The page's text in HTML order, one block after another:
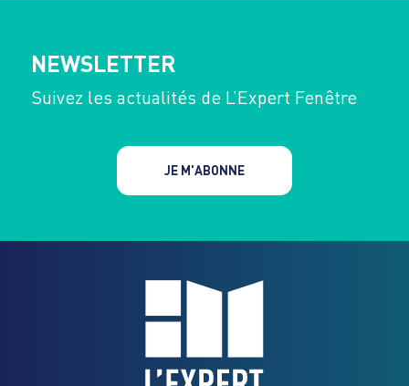
NEWSLETTER
Suivez les actualités de L’Expert Fenêtre
JE M'ABONNE